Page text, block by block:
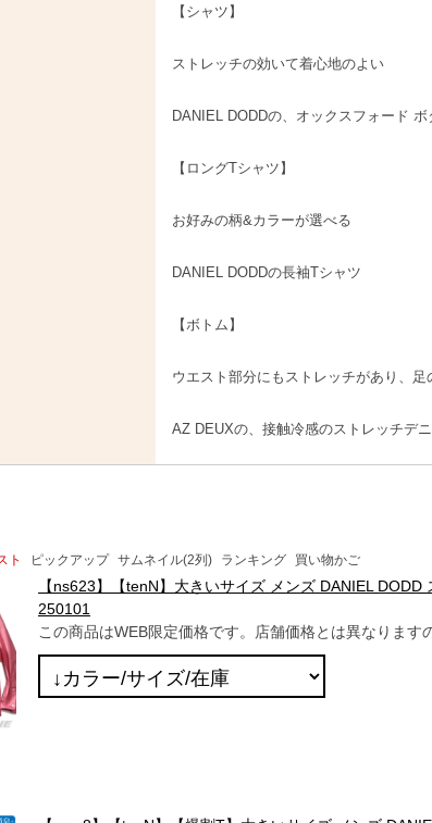
【シャツ】
ストレッチの効いて着心地のよい
DANIEL DODDの、オックスフォード
【ロングTシャツ】
お好みの柄&カラーが選べる
DANIEL DODDの長袖Tシャツ
【ボトム】
ウエスト部分にもストレッチがあり、
AZ DEUXの、接触冷感のストレッチデ
ト ピックアップ サムネイル(2列) ランキング 買い物かご
【ns623】【tenN】大きいサイズ メンズ DANIEL
250101
この商品はWEB限定価格です。店舗価格とは異なります